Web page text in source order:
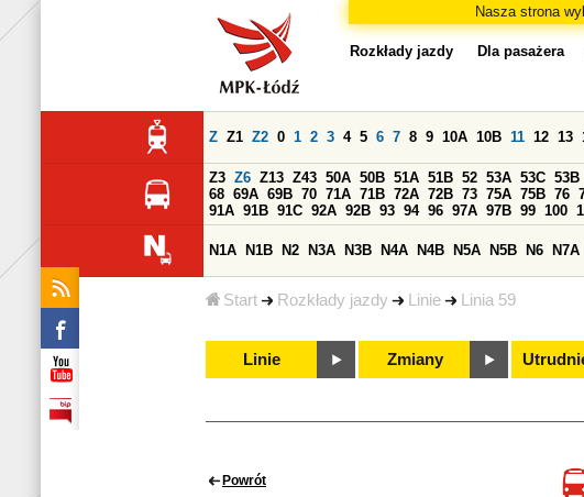
Nasza strona
Start Rozkłady jazdy Linie Linia 59
Rozkłady jazdy Dla pasażera
Z Z1 Z2 0 1 2 3 4 5 6 7 8 9 10A 10B 11 12 13
Z3 Z6 Z13 Z43 50A 50B 51A 51B 52 53A 53C 53B
68 69A 69B 70 71A 71B 72A 72B 73 75A 75B 76
91A 91B 91C 92A 92B 93 94 96 97A 97B 99 100
N1A N1B N2 N3A N3B N4A N4B N5A N5B N6 N7A
Linie Zmiany
Powrót